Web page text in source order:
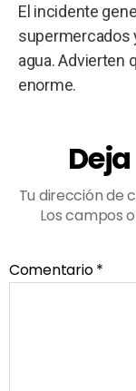
El incidente
supermercados
agua. Advierten
enorme.
Tu dirección de
Los campos
Comentario*